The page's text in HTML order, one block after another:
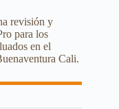
revisión y
para los
en el
Cali.